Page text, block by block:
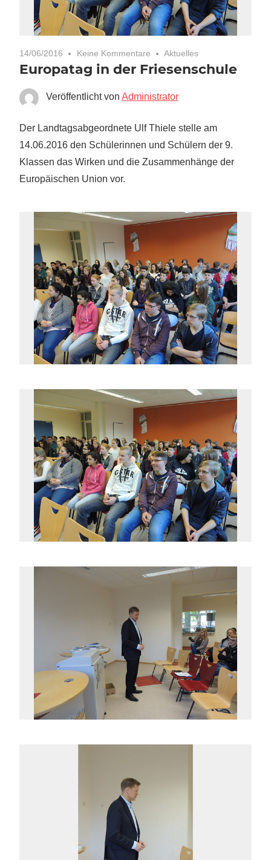
14/06/2016 Keine Kommentare Aktuelles
Europatag in der Friesenschule
Veröffentlicht von Administrator
Der Landtagsabgeordnete Ulf Thiele stelle am
14.06.2016 den Schülerinnen und Schülern der 9.
Klassen das Wirken und die Zusammenhänge der
Europäischen Union vor.